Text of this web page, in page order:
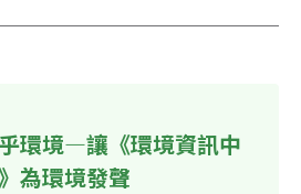
環境—讓《環境資訊中
為環境發聲